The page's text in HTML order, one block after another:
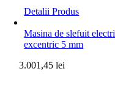
Detalii Produs
Masina de slefuit
excentric 5 mm
3.001,45lei